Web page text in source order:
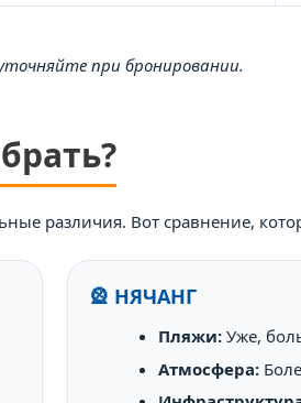
при бронировании.
различия. Вот сравнение,
🎡 НЯЧАНГ
Пляжи: Уже,
Атмосфера: